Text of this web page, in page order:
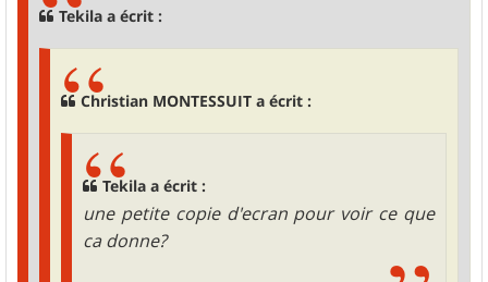
Tekila a écrit :
Christian MONTESSUIT a écrit :
Tekila a écrit :
une petite copie d'ecran pour voir ce que
ca donne?